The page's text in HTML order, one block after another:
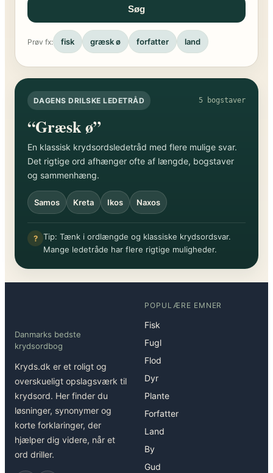
Søg
Prøv fx: fisk græsk ø forfatter land
DAGENS DRILSKE LEDETRÅD 5 bogstaver
“Græsk ø”
En klassisk krydsordsledetråd med flere mulige svar.
Det rigtige ord afhænger ofte af længde, bogstaver
og sammenhæng.
Samos Kreta Ikos Naxos
? Tip: Tænk i ordlængde og klassiske krydsordsvar.
Mange ledetråde har flere rigtige muligheder.
Danmarks bedste
krydsordbog
Kryds.dk er et roligt og
overskueligt opslagsværk til
krydsord. Her finder du
løsninger, synonymer og
korte forklaringer, der
hjælper dig videre, når et
ord driller.
POPULÆRE EMNER
Fisk
Fugl
Flod
Dyr
Plante
Forfatter
Land
By
Gud